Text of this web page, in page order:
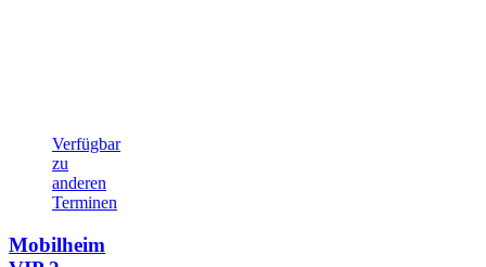
Verfügbar
zu
anderen
Terminen
Mobilheim